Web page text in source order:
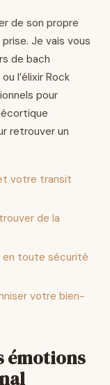
de son propre
Je vais vous
de bach
l’élixir Rock
pour
retrouver un
votre transit
de la
en toute sécurité
votre bien-
émotions